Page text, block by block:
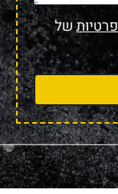
של